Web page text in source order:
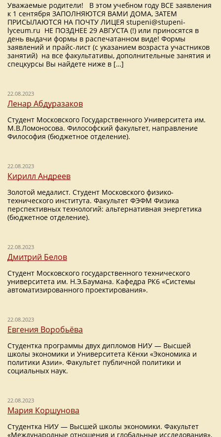
Уважаемые родители! В этом учебном году ВСЕ заявления
к 1 сентября ЗАПОЛНЯЮТСЯ ВАМИ ДОМА, ЗАТЕМ
ПРИСЫЛАЮТСЯ НА ПОЧТУ ЛИЦЕЯ stupeni@stupeni-
lyceum.ru НЕ ПОЗДНЕЕ 29 АВГУСТА (!) или приносятся в
день выдачи формы в распечатанном виде! Формы
заявлений и прайс-лист (с указанием возраста участников
занятий) на все факультативы, дополнительные занятия и
спецкурсы Вы найдете ниже в […]
22.08.2023
Ленар Абдуразаков
Студент Московского Государственного Университета им.
М.В.Ломоносова. Философский факультет, направление
Философия (бюджетное отделение).
22.08.2023
Кирилл Андреев
Золотой медалист. Студент Московского физико-
технического института. Факультет ФЭФМ Физика
перспективных технологий: альтернативная энергетика
(бюджетное отделение).
22.08.2023
Дмитрий Белов
Студент Московского государственного технического
университета им. Н.Э.Баумана. Кафедра РК6 «Системы
автоматизированного проектирования».
22.08.2023
Евгения Воробьёва
Студентка программы двух дипломов НИУ — Высшей
школы экономики и Университета Кёнхи «Экономика и
политики Азии». Факультет публичной политики и
социальных наук.
22.08.2023
Мария Коршунова
Студентка НИУ — Высшей школы экономики. Факультет
«Международные отношения и глобальные исследования»,